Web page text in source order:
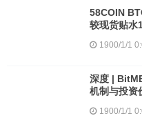
58COIN
较现货贴水
1900/1/1
深度 |
机制与投
1900/1/1